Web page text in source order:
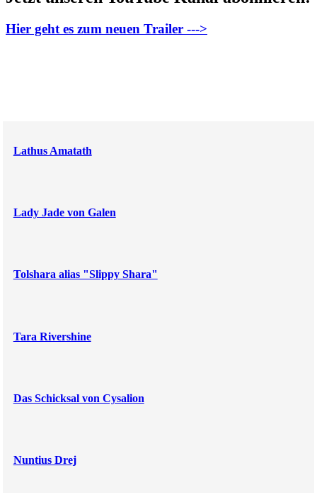
Hier geht es zum neuen Trailer --->
Lathus Amatath
Lady Jade von Galen
Tolshara alias "Slippy Shara"
Tara Rivershine
Das Schicksal von Cysalion
Nuntius Drej